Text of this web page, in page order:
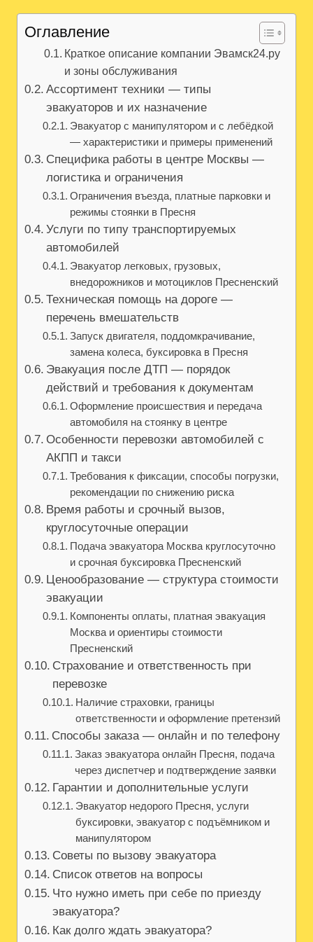
Оглавление
Краткое описание компании Эвамск24.ру
и зоны обслуживания
Ассортимент техники — типы
эвакуаторов и их назначение
Эвакуатор с манипулятором и с лебёдкой
— характеристики и примеры применений
Специфика работы в центре Москвы —
логистика и ограничения
Ограничения въезда, платные парковки и
режимы стоянки в Пресня
Услуги по типу транспортируемых
автомобилей
Эвакуатор легковых, грузовых,
внедорожников и мотоциклов Пресненский
Техническая помощь на дороге —
перечень вмешательств
Запуск двигателя, поддомкрачивание,
замена колеса, буксировка в Пресня
Эвакуация после ДТП — порядок
действий и требования к документам
Оформление происшествия и передача
автомобиля на стоянку в центре
Особенности перевозки автомобилей с
АКПП и такси
Требования к фиксации, способы погрузки,
рекомендации по снижению риска
Время работы и срочный вызов,
круглосуточные операции
Подача эвакуатора Москва круглосуточно
и срочная буксировка Пресненский
Ценообразование — структура стоимости
эвакуации
Компоненты оплаты, платная эвакуация
Москва и ориентиры стоимости
Пресненский
Страхование и ответственность при
перевозке
Наличие страховки, границы
ответственности и оформление претензий
Способы заказа — онлайн и по телефону
Заказ эвакуатора онлайн Пресня, подача
через диспетчер и подтверждение заявки
Гарантии и дополнительные услуги
Эвакуатор недорого Пресня, услуги
буксировки, эвакуатор с подъёмником и
манипулятором
Советы по вызову эвакуатора
Список ответов на вопросы
Что нужно иметь при себе по приезду
эвакуатора?
Как долго ждать эвакуатора?